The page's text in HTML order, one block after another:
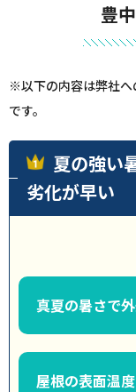
豊
※以下の内容は弊社へ
です。
夏の強い
劣化が早い
真夏の暑さで
屋根の表面温